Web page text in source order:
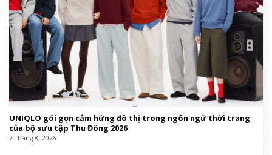
UNIQLO gói gọn cảm hứng đô thị trong ngôn ngữ thời trang
của bộ sưu tập Thu Đông 2026
7 Tháng 8, 2026